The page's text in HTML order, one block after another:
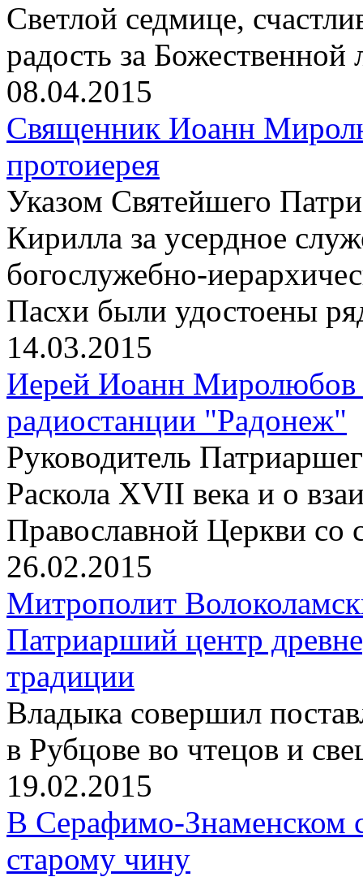
Светлой седмице,
радость за Божественной
08.04.2015
Священник Иоанн
протоиерея
Указом Святейшего
Кирилла за усердное
богослужебно-
Пасхи были удостоены
14.03.2015
Иерей Иоанн Миролюбов
радиостанции "Радонеж"
Pуководитель
Раскола XVII века и о
Православной Церкви со
26.02.2015
Митрополит
Патриарший центр
традиции
Владыка совершил
в Рубцове во чтецов и
19.02.2015
В Серафимо-Знаменском
старому чину